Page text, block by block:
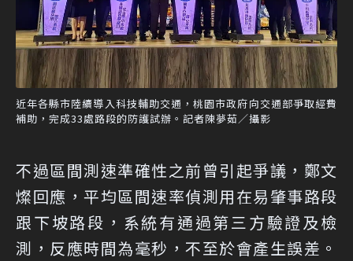
近年各縣市陸續導入科技輔助交通，桃園市政府向交通部爭取經費
補助，完成33處路段的防護試辦。記者陳夢茹／攝影
不過區間測速準確性之前曾引起爭議，鄭文
燦回應，平均區間速率偵測用在易肇事路段
跟下坡路段，系統有通過第三方驗證及檢
測，反應時間為毫秒，不至於會產生誤差。